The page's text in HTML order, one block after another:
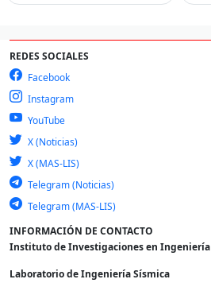
REDES SOCIALES
Facebook
Instagram
YouTube
X (Noticias)
X (MAS-LIS)
Telegram (Noticias)
Telegram (MAS-LIS)
INFORMACIÓN DE CONTACTO
Instituto de Investigaciones en Ingeniería
Laboratorio de Ingeniería Sísmica